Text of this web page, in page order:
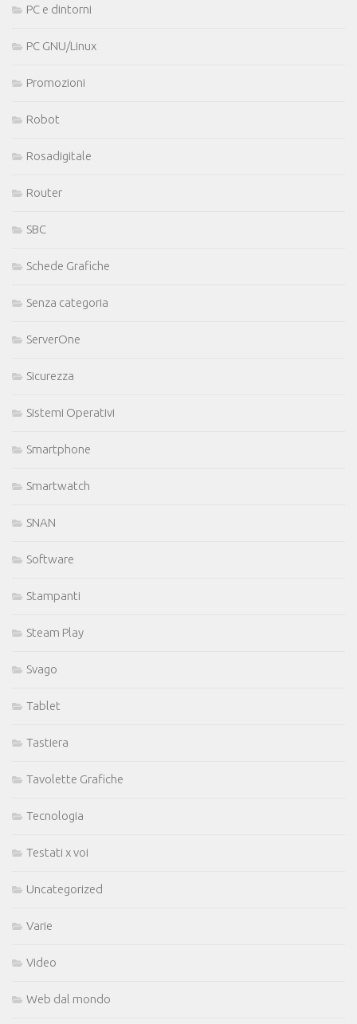
PC e dintorni
PC GNU/Linux
Promozioni
Robot
Rosadigitale
Router
SBC
Schede Grafiche
Senza categoria
ServerOne
Sicurezza
Sistemi Operativi
Smartphone
Smartwatch
SNAN
Software
Stampanti
Steam Play
Svago
Tablet
Tastiera
Tavolette Grafiche
Tecnologia
Testati x voi
Uncategorized
Varie
Video
Web dal mondo